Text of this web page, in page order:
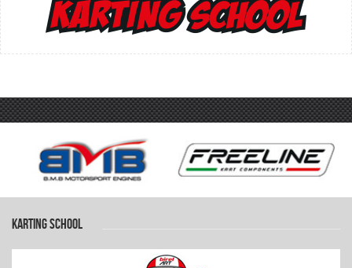
KARTING SCHOOL